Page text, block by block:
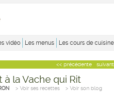
vidéo Les menus Les cours de cuisine
<< précédente
à la Vache qui Rit
> Voir ses recettes > Voir son blog